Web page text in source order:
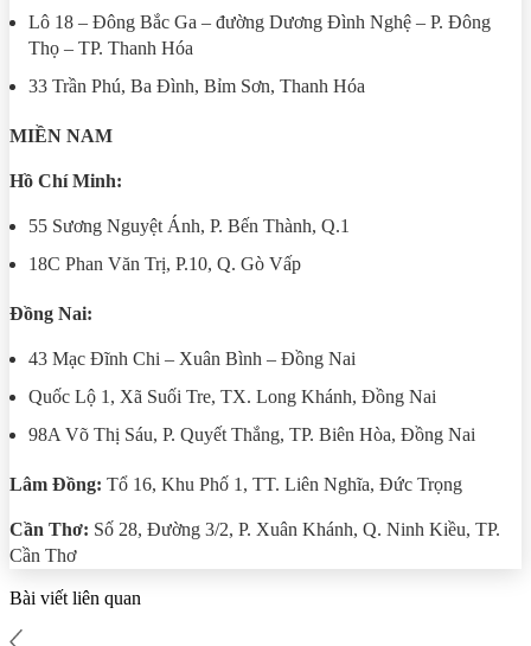
Lô 18 – Đông Bắc Ga – đường Dương Đình Nghệ – P. Đông
Thọ – TP. Thanh Hóa
33 Trần Phú, Ba Đình, Bỉm Sơn, Thanh Hóa
MIỀN NAM
Hồ Chí Minh:
55 Sương Nguyệt Ánh, P. Bến Thành, Q.1
18C Phan Văn Trị, P.10, Q. Gò Vấp
Đồng Nai:
43 Mạc Đĩnh Chi – Xuân Bình – Đồng Nai
Quốc Lộ 1, Xã Suối Tre, TX. Long Khánh, Đồng Nai
98A Võ Thị Sáu, P. Quyết Thắng, TP. Biên Hòa, Đồng Nai
Lâm Đồng: Tổ 16, Khu Phố 1, TT. Liên Nghĩa, Đức Trọng
Cần Thơ: Số 28, Đường 3/2, P. Xuân Khánh, Q. Ninh Kiều, TP.
Cần Thơ
Bài viết liên quan